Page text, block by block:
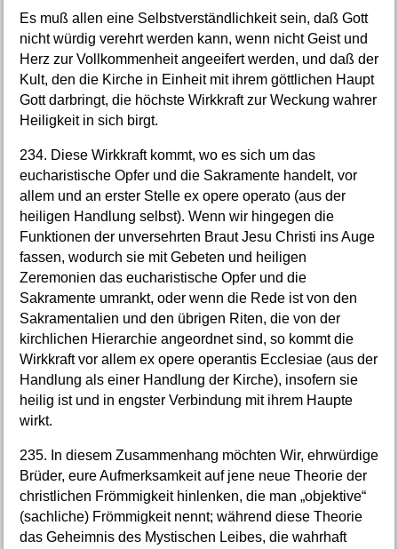
Es muß allen eine Selbstverständlichkeit sein, daß Gott
nicht würdig verehrt werden kann, wenn nicht Geist und
Herz zur Vollkommenheit angeeifert werden, und daß der
Kult, den die Kirche in Einheit mit ihrem göttlichen Haupt
Gott darbringt, die höchste Wirkkraft zur Weckung wahrer
Heiligkeit in sich birgt.
234. Diese Wirkkraft kommt, wo es sich um das
eucharistische Opfer und die Sakramente handelt, vor
allem und an erster Stelle ex opere operato (aus der
heiligen Handlung selbst). Wenn wir hingegen die
Funktionen der unversehrten Braut Jesu Christi ins Auge
fassen, wodurch sie mit Gebeten und heiligen
Zeremonien das eucharistische Opfer und die
Sakramente umrankt, oder wenn die Rede ist von den
Sakramentalien und den übrigen Riten, die von der
kirchlichen Hierarchie angeordnet sind, so kommt die
Wirkkraft vor allem ex opere operantis Ecclesiae (aus der
Handlung als einer Handlung der Kirche), insofern sie
heilig ist und in engster Verbindung mit ihrem Haupte
wirkt.
235. In diesem Zusammenhang möchten Wir, ehrwürdige
Brüder, eure Aufmerksamkeit auf jene neue Theorie der
christlichen Frömmigkeit hinlenken, die man „objektive“
(sachliche) Frömmigkeit nennt; während diese Theorie
das Geheimnis des Mystischen Leibes, die wahrhaft